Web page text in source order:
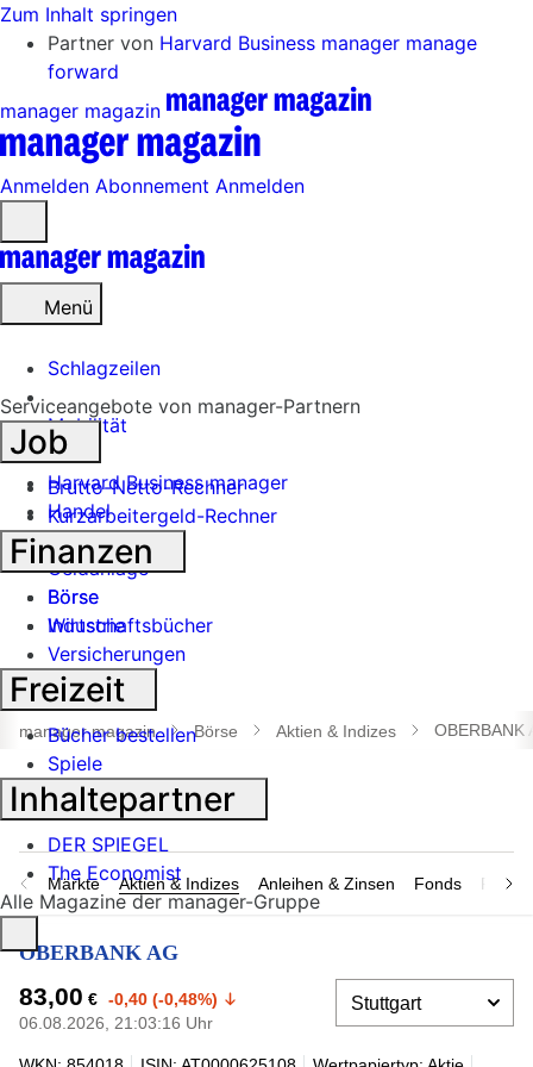
Zum Inhalt springen
Partner von Harvard Business manager manage
forward
manager magazin
Anmelden Abonnement Anmelden
öffnen
Menü
Schlagzeilen
Mobilität
Tech
Harvard Business manager
Handel
Banken
Geldanlage
Börse
Industrie
Suche
öffnen
manager magazin Börse Aktien & Indizes OBERBANK
Märkte Aktien & Indizes Anleihen & Zinsen Fonds
OBERBANK AG
83,00 € -0,40 (-0,48%)
06.08.2026, 21:03:16 Uhr
Serviceangebote von manager-Partnern
Job
Brutto-Netto-Rechner
Kurzarbeitergeld-Rechner
Finanzen
Börse
Wirtschaftsbücher
Versicherungen
Freizeit
Bücher bestellen
Spiele
Inhaltepartner
DER SPIEGEL
The Economist
Alle Magazine der manager-Gruppe